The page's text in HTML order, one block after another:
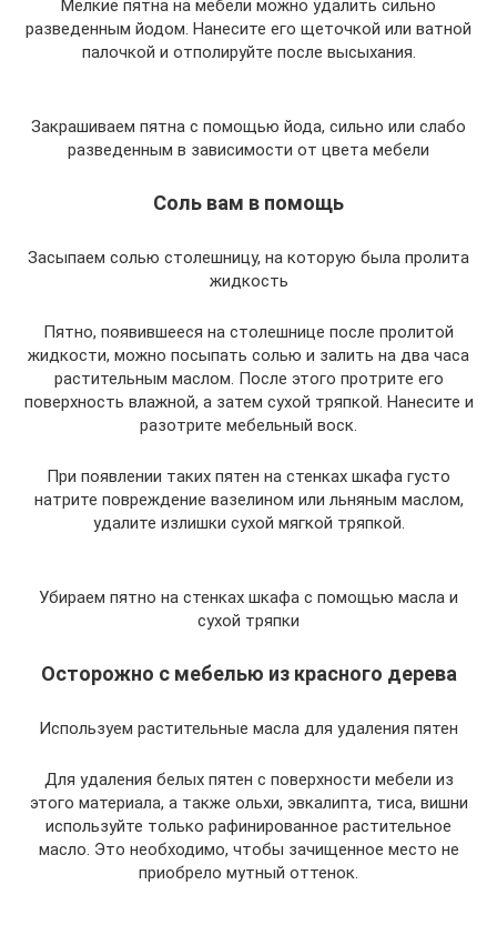
Мелкие пятна на мебели можно удалить сильно
разведенным йодом. Нанесите его щеточкой или ватной
палочкой и отполируйте после высыхания.
Закрашиваем пятна с помощью йода, сильно или слабо
разведенным в зависимости от цвета мебели
Соль вам в помощь
Засыпаем солью столешницу, на которую была пролита
жидкость
Пятно, появившееся на столешнице после пролитой
жидкости, можно посыпать солью и залить на два часа
растительным маслом. После этого протрите его
поверхность влажной, а затем сухой тряпкой. Нанесите и
разотрите мебельный воск.
При появлении таких пятен на стенках шкафа густо
натрите повреждение вазелином или льняным маслом,
удалите излишки сухой мягкой тряпкой.
Убираем пятно на стенках шкафа с помощью масла и
сухой тряпки
Осторожно с мебелью из красного дерева
Используем растительные масла для удаления пятен
Для удаления белых пятен с поверхности мебели из
этого материала, а также ольхи, эвкалипта, тиса, вишни
используйте только рафинированное растительное
масло. Это необходимо, чтобы зачищенное место не
приобрело мутный оттенок.